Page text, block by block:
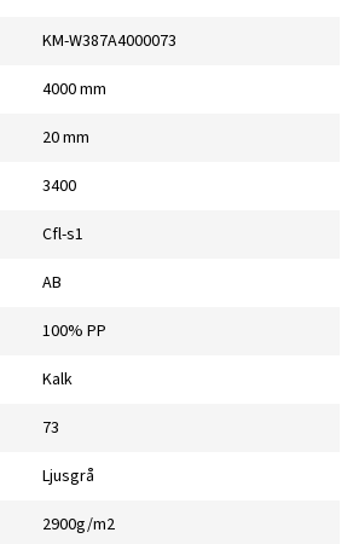
KM-W387A4000073
4000 mm
20 mm
3400
Cfl-s1
AB
100% PP
Kalk
73
Ljusgrå
2900g/m2